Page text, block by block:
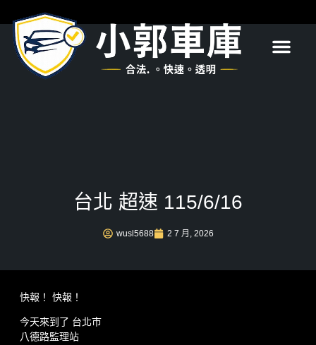
台北 超速 115/6/16
wusl5688 2 7 月, 2026
快報！ 快報！
今天來到了 台北市
八德路監理站